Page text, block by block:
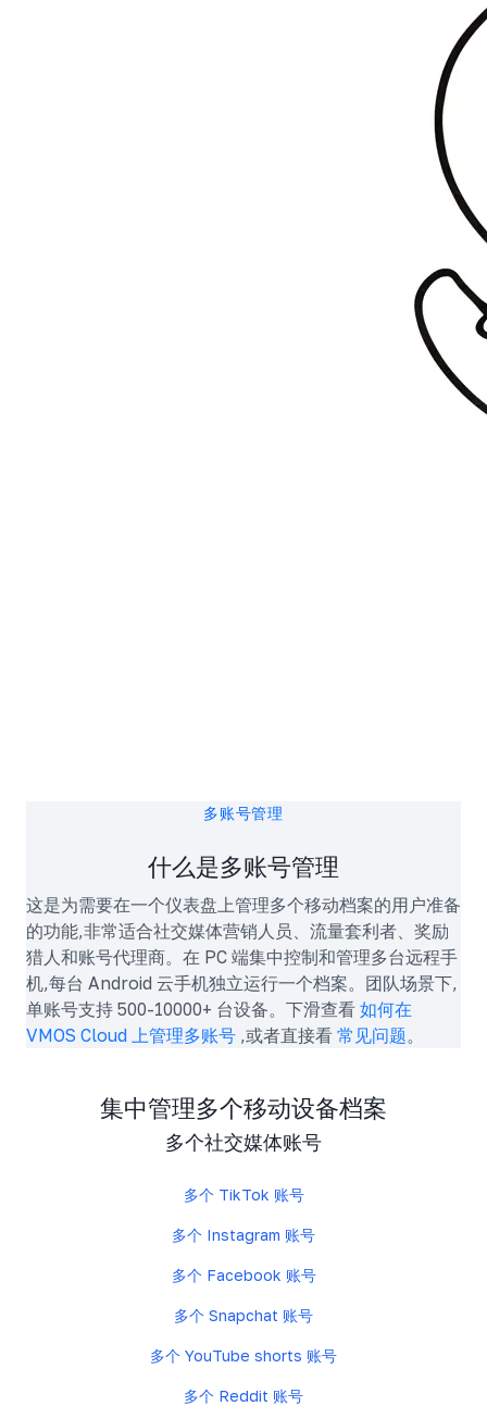
多账号管理
什么是多账号管理
这是为需要在一个仪表盘上管理多个移动档案的用户准备
的功能,非常适合社交媒体营销人员、流量套利者、奖励
猎人和账号代理商。在 PC 端集中控制和管理多台远程手
机,每台 Android 云手机独立运行一个档案。团队场景下,
单账号支持 500-10000+ 台设备。下滑查看 如何在
VMOS Cloud 上管理多账号 ,或者直接看 常见问题。
集中管理多个移动设备档案
多个社交媒体账号
多个 TikTok 账号
多个 Instagram 账号
多个 Facebook 账号
多个 Snapchat 账号
多个 YouTube shorts 账号
多个 Reddit 账号